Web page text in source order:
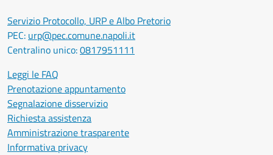
Servizio Protocollo, URP e Albo Pretorio
PEC: urp@pec.comune.napoli.it
Centralino unico:0817951111
Leggi le FAQ
Prenotazione appuntamento
Segnalazione disservizio
Richiesta assistenza
Amministrazione trasparente
Informativa privacy